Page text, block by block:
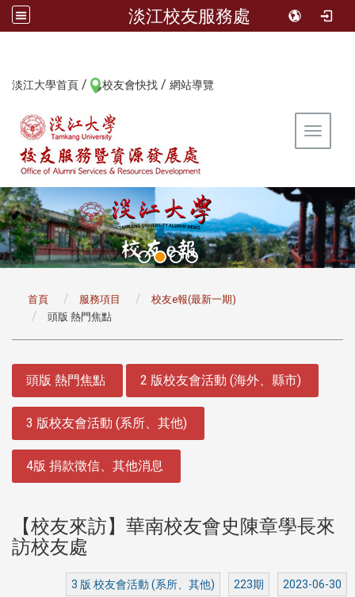
淡江校友服務處
淡江大學首頁 / 校友會快找 / 網站導覽
Toggle
首頁 服務項目
校友e報(最新一期)
頭版 熱門焦點
頭版 熱門焦點 2 版校友會活動 (海外、縣市)
3 版校友會活動 (系所、其他)
4版 捐款徵信、其他消息
【校友來訪】華南校友會史陳章學長來
訪校友處
3 版 校友會活動 (系所、其他) 223期 2023-06-30